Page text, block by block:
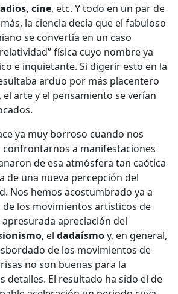
cine, etc. Y todo en un par de
la ciencia decía que el fabuloso
se convertía en un caso
física cuyo nombre ya
e inquietante. Si digerir esto en la
arduo por más placentero
arte y el pensamiento se verían
ya muy borroso cuando nos
confrontarnos a manifestaciones
de esa atmósfera tan caótica
de una nueva percepción del
Nos hemos acostumbrado ya a
los movimientos artísticos de
apreciación del
, el dadaísmoy, en general,
de los movimientos de
no son buenas para la
detalles. El resultado ha sido el de